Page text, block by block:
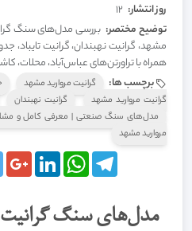
روز انتشار: 12
توضیح مختصر: بررسی مدل‌های سنگ
مشهد، گرانیت نهبندان، گرانیت تایباد،
همراه با تراورتن‌های عباس‌آباد، محلات،
برچسب ها:
گرانیت مروارید مشهد
گرانیت مروارید مشهد
گرانیت نهبندان
مدل‌های سنگ صنعتی | معرفی کامل و
مروارید مشهد
LinkedIn
WhatsAppTelegram
مدل‌های سنگ گرانیت و